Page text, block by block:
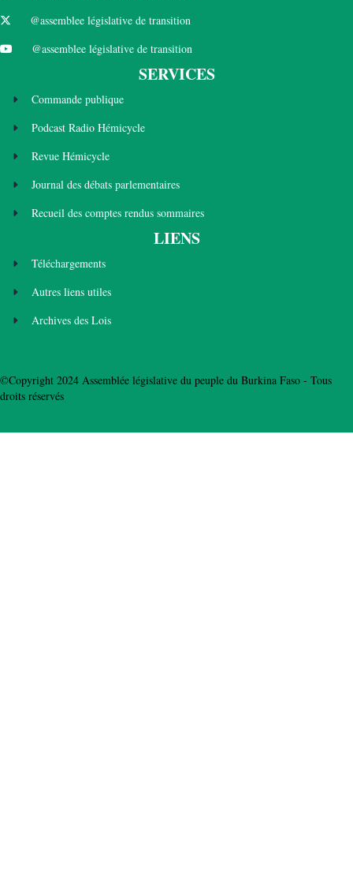
@assemblee législative de transition
@assemblee législative de transition
SERVICES
Commande publique
Podcast Radio Hémicycle
Revue Hémicycle
Journal des débats parlementaires
Recueil des comptes rendus sommaires
LIENS
Téléchargements
Autres liens utiles
Archives des Lois
©Copyright 2024 Assemblée législative du peuple du Burkina Faso - Tous
droits réservés